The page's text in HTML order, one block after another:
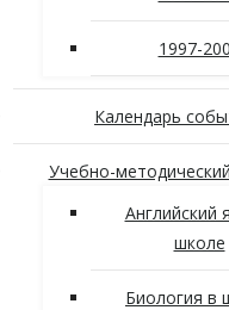
1997-
Календарь
Учебно-
Английский
школе
Биология в